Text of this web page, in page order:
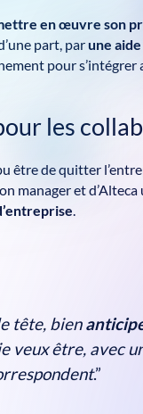
en œuvre son
part, parune
pour
les
être de quitter
manager et
.
tête, bien
veux être, avec
.”